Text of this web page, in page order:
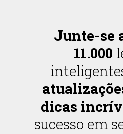
Junte-se
11.000
dicas
sucesso em